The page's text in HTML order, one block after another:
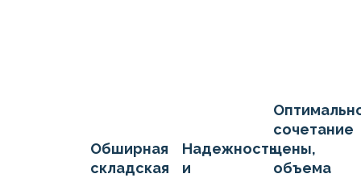
Обширная
складская
Надежность
и
сочетание
цены,
объема